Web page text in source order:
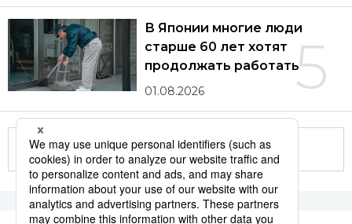
5
В Японии многие люди
старше 60 лет хотят
продолжать работать
01.08.2026
Другие статьи по теме